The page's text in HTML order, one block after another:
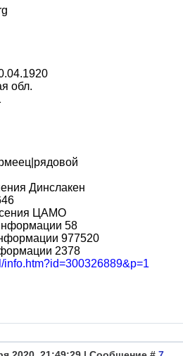
обл.
Динслакен
ЦАМО
58
977520
2378
info.htm?id=300326889&p=1